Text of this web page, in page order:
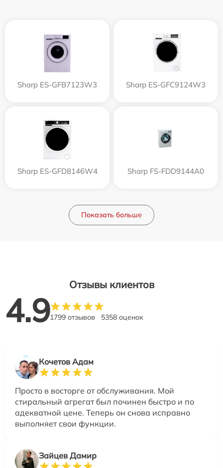
Sharp ES-GFB7123W3 Sharp ES-GFC9124W3
Sharp ES-GFD8146W4 Sharp FS-FDD9144A0
Показать больше
Отзывы клиентов
4.91799 отзывов 5358 оценок
Кочетов Адам
Просто в восторге от обслуживания. Мой
стиральный агрегат был починен быстро и по
адекватной цене. Теперь он снова исправно
выполняет свои функции.
Зайцев Дамир